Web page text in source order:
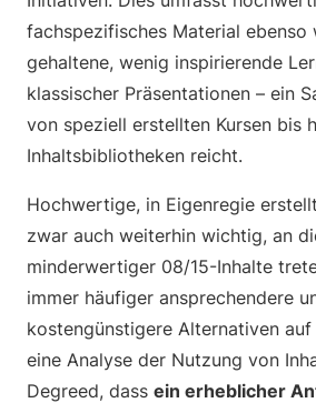
fachspezifisches Material ebenso
gehaltene, wenig inspirierende
klassischer Präsentationen – ein
von speziell erstellten Kursen bis
Inhaltsbibliotheken reicht.
Hochwertige, in Eigenregie
zwar auch weiterhin wichtig, an
minderwertiger 08/15-Inhalte
immer häufiger ansprechendere
kostengünstigere Alternativen auf
eine Analyse der Nutzung von
Degreed, dass ein erheblicher